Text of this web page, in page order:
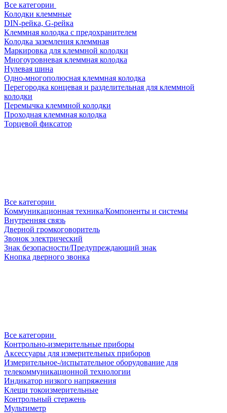
Все категории
Колодки клеммные
DIN-рейка, G-рейка
Клеммная колодка с предохранителем
Колодка заземления клеммная
Маркировка для клеммной колодки
Многоуровневая клеммная колодка
Нулевая шина
Одно-многополюсная клеммная колодка
Перегородка концевая и разделительная для клеммной
колодки
Перемычка клеммной колодки
Проходная клеммная колодка
Торцевой фиксатор
Все категории
Коммуникационная техника/Компоненты и системы
Внутренняя связь
Дверной громкоговоритель
Звонок электрический
Знак безопасности/Предупреждающий знак
Кнопка дверного звонка
Все категории
Контрольно-измерительные приборы
Аксессуары для измерительных приборов
Измерительное-/испытательное оборудование для
телекоммуникационной технологии
Индикатор низкого напряжения
Клещи токоизмерительные
Контрольный стержень
Мультиметр